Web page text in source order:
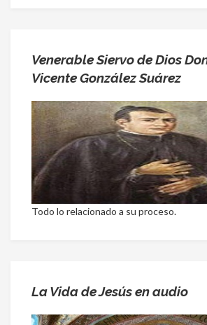
Venerable Siervo de Dios
Vicente González Suárez
Todo lo relacionado a su proceso.
La Vida de Jesús en audio